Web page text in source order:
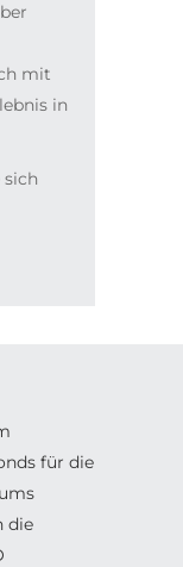
mit
in
sich
für die
die